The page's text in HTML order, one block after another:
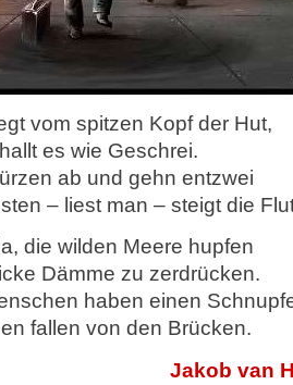
vom spitzen Kopf der Hut,
es wie Geschrei.
ab und gehn entzwei
– liest man – steigt die
die wilden Meere hupfen
Dämme zu zerdrücken.
haben einen
fallen von den Brücken.
Jakob van